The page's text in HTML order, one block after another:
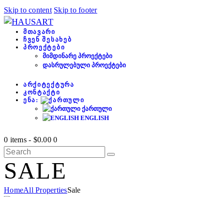
Skip to content Skip to footer
ᲛᲗᲐᲕᲐᲠᲘ
ᲩᲕᲔᲜ ᲨᲔᲡᲐᲮᲔᲑ
ᲞᲠᲝᲔᲥᲢᲔᲑᲘ
ᲛᲘᲛᲓᲘᲜᲐᲠᲔ ᲞᲠᲝᲔᲥᲢᲔᲑᲘ
ᲓᲐᲡᲠᲣᲚᲔᲑᲣᲚᲘ ᲞᲠᲝᲔᲥᲢᲔᲑᲘ
ᲐᲠᲥᲘᲢᲔᲥᲢᲣᲠᲐ
ᲙᲝᲜᲢᲐᲥᲢᲘ
ᲔᲜᲐ:
ᲥᲐᲠᲗᲣᲚᲘ
ENGLISH
0 items- $0.00 0
SALE
HomeAll PropertiesSale